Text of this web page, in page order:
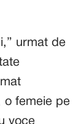
urmat de
o femeie pe
voce